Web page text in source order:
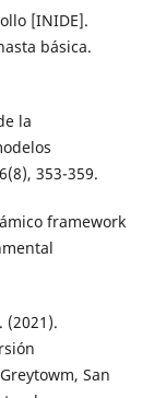
[INIDE].
básica.
la
353-359.
framework
(2021).
San